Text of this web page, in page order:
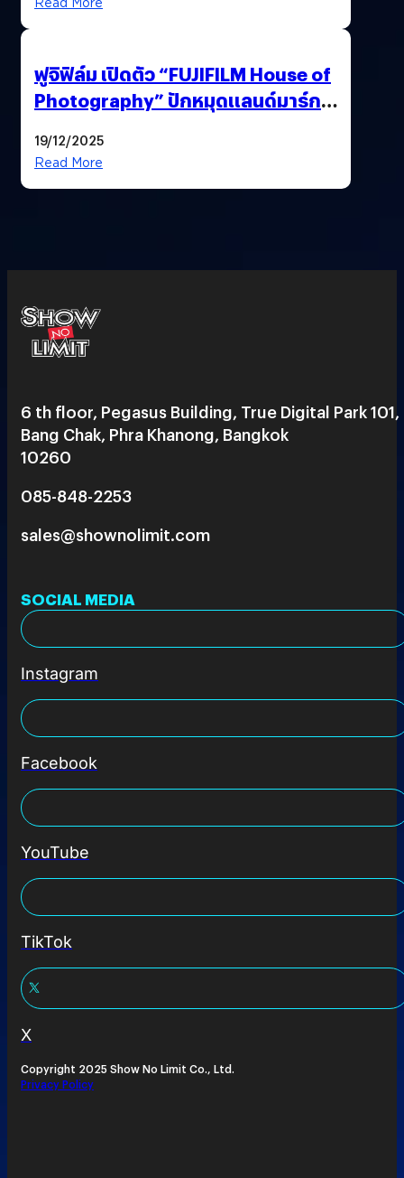
ฟูจิฟิล์ม เปิดตัว “FUJIFILM House of
Photography” ปักหมุดแลนด์มาร์ก
19/12/2025
Read More
6 th floor, Pegasus Building, True Digital Park 101,
Bang Chak, Phra Khanong, Bangkok
10260
085-848-2253
sales@shownolimit.com
SOCIAL MEDIA
Instagram
Facebook
YouTube
TikTok
X
Copyright 2025 Show No Limit Co., Ltd.
Privacy Policy